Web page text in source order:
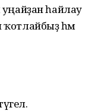
һайлау
һәм